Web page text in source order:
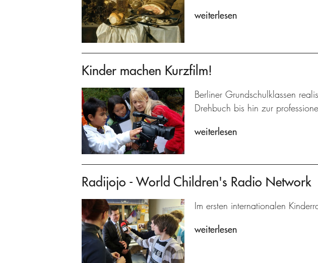
weiterlesen
Kinder machen Kurzfilm!
Berliner Grundschulklassen
Drehbuch bis hin zur
weiterlesen
Radijojo - World Children's Radio Network
Im ersten internationalen
weiterlesen